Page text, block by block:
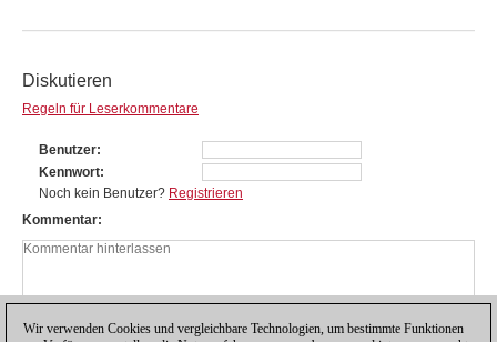
Diskutieren
Regeln für Leserkommentare
Benutzer
Kennwort
Noch kein Benutzer? Registrieren
Kommentar
Wir verwenden Cookies und vergleichbare Technologien, um bestimmte Funktionen